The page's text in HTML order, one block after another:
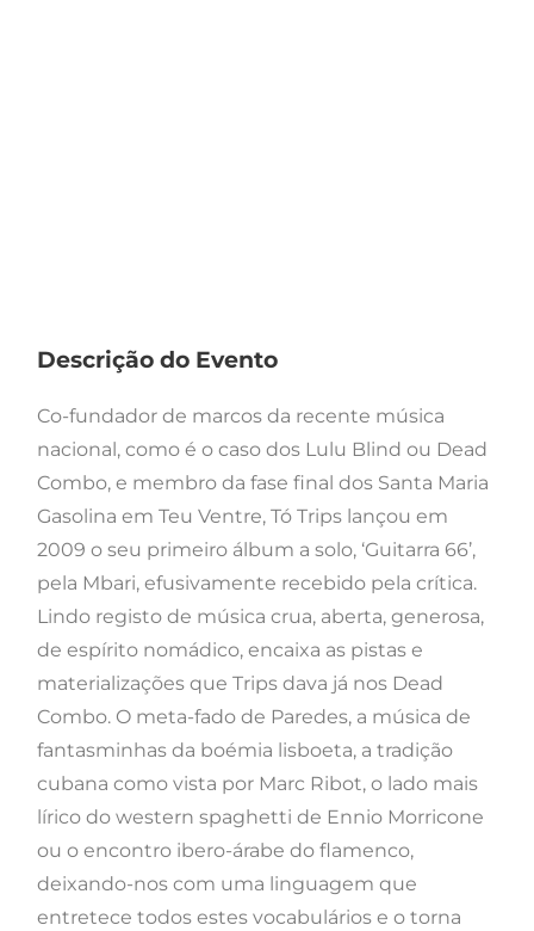
Descrição do Evento
Co-fundador de marcos da recente música
nacional, como é o caso dos Lulu Blind ou Dead
Combo, e membro da fase final dos Santa Maria
Gasolina em Teu Ventre, Tó Trips lançou em
2009 o seu primeiro álbum a solo, ‘Guitarra 66’,
pela Mbari, efusivamente recebido pela crítica.
Lindo registo de música crua, aberta, generosa,
de espírito nomádico, encaixa as pistas e
materializações que Trips dava já nos Dead
Combo. O meta-fado de Paredes, a música de
fantasminhas da boémia lisboeta, a tradição
cubana como vista por Marc Ribot, o lado mais
lírico do western spaghetti de Ennio Morricone
ou o encontro ibero-árabe do flamenco,
deixando-nos com uma linguagem que
entretece todos estes vocabulários e o torna